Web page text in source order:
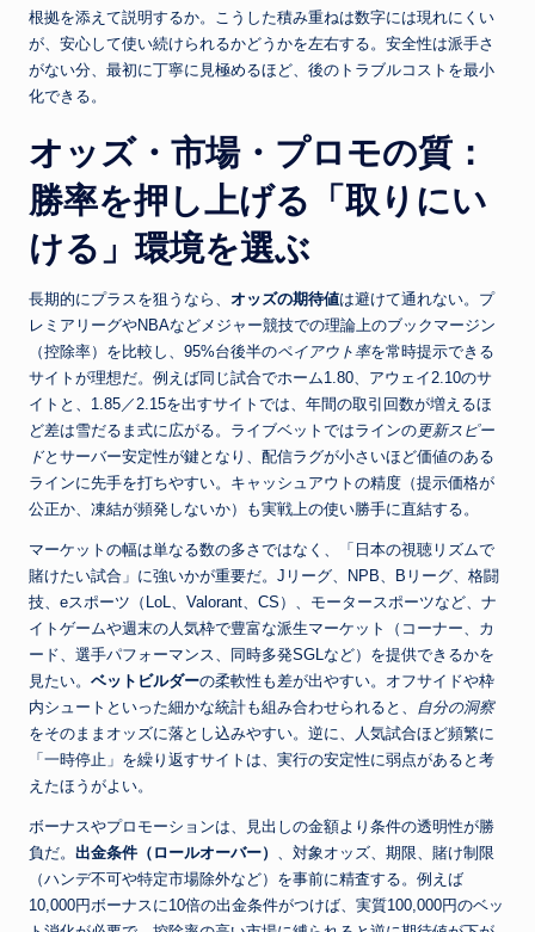
根拠を添えて説明するか。こうした積み重ねは数字には現れにくい
が、安心して使い続けられるかどうかを左右する。安全性は派手さ
がない分、最初に丁寧に見極めるほど、後のトラブルコストを最小
化できる。
オッズ・市場・プロモの質：
勝率を押し上げる「取りにい
ける」環境を選ぶ
長期的にプラスを狙うなら、 オッズの期待値は避けて通れない。プ
レミアリーグやNBAなどメジャー競技での理論上のブックマージン
（控除率）を比較し、95%台後半のペイアウト率を常時提示できる
サイトが理想だ。例えば同じ試合でホーム1.80、アウェイ2.10のサ
イトと、1.85／2.15を出すサイトでは、年間の取引回数が増えるほ
ど差は雪だるま式に広がる。ライブベットではラインの更新スピー
ドとサーバー安定性が鍵となり、配信ラグが小さいほど価値のある
ラインに先手を打ちやすい。キャッシュアウトの精度（提示価格が
公正か、凍結が頻発しないか）も実戦上の使い勝手に直結する。
マーケットの幅は単なる数の多さではなく、「日本の視聴リズムで
賭けたい試合」に強いかが重要だ。Jリーグ、NPB、Bリーグ、格闘
技、eスポーツ（LoL、Valorant、CS）、モータースポーツなど、ナ
イトゲームや週末の人気枠で豊富な派生マーケット（コーナー、カ
ード、選手パフォーマンス、同時多発SGLなど）を提供できるかを
見たい。 ベットビルダーの柔軟性も差が出やすい。オフサイドや枠
内シュートといった細かな統計も組み合わせられると、
自分の洞察
をそのままオッズに落とし込みやすい。逆に、人気試合ほど頻繁に
「一時停止」を繰り返すサイトは、実行の安定性に弱点があると考
えたほうがよい。
ボーナスやプロモーションは、見出しの金額より条件の透明性が勝
負だ。 出金条件（ロールオーバー） 、対象オッズ、期限、賭け制限
（ハンデ不可や特定市場除外など）を事前に精査する。例えば
10,000円ボーナスに10倍の出金条件がつけば、実質100,000円のベッ